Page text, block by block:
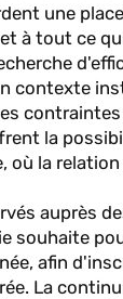
une
à tout ce
contexte
la
où la
auprès
souhaite
afin
La